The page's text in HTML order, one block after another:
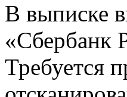
В выписке
«Сбербанк
Требуется